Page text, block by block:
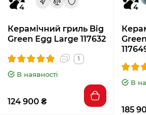
4
Керамічний гриль Big
Green Egg Large 117632
1
В наявності
124 900 ₴
4
В
185